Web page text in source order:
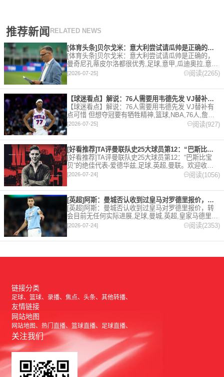
推荐新闻 RELATED NEWS
[体育头条]贝尔戈米：意大利尝试请瓜帅是正确的，曼奇尼孔蒂皮
[体育头条]贝尔戈米：意大利尝试请瓜帅是正确的，
曼奇尼孔蒂皮尔洛都很优秀,足球,意甲,瓜迪奥拉,意大
利,孔蒂。欢迎收藏本站，24小时为你更新最新的足
[2026-07-25] 阅读(2265)
【球迷看点】解说：76人需要用韦德先发 VJ替补有点可惜 但
【球迷看点】解说：76人需要用韦德先发 VJ替补有
点可惜 但想夺冠要有牺牲精神,篮球,NBA,76人,詹姆
斯,转载,詹姆斯决定。欢迎收藏本站，24小时为你更
新最新的足球，篮球体育资讯。
[2026-07-25] 阅读(927)
[好看推荐]TA评曼联队史25大球员第12：“巴斯比宝贝”的
[好看推荐]TA评曼联队史25大球员第12：“巴斯比宝
贝”的绝佳代表-爱德华兹,足球,英超,曼联。欢迎收藏
本站，24小时为你更新最新的足球，篮球体育资讯。
[2026-07-24] 阅读(1056)
[英超]阿斯：曼城否认收到过皇马对罗德里报价，转会目前无任何
[英超]阿斯：曼城否认收到过皇马对罗德里报价，转
会目前无任何实际进展,足球,曼城,英超,皇家马德里,
西甲。欢迎收藏本站，24小时为你更新最新的足球，
篮球体育资讯。
[2026-07-24] 阅读(2353)
链接分类
足球 篮球 录播 焦点 头条 其他转播
友情链接
网站地图
网站地图 热门直播 篮球直播 足球直播
关注我们